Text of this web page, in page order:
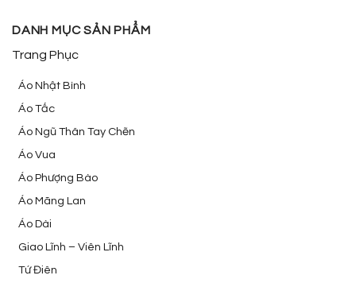
DANH MỤC SẢN PHẨM
Trang Phục
Áo Nhật Bình
Áo Tấc
Áo Ngũ Thân Tay Chẽn
Áo Vua
Áo Phượng Bào
Áo Mãng Lan
Áo Dài
Giao Lĩnh – Viên Lĩnh
Tứ Điên